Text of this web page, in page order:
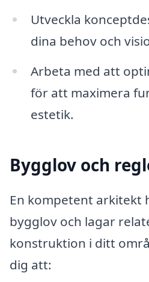
Utveckla
dina behov och
Arbeta med att
för att maximera
estetik.
Bygglov och
En kompetent arkitekt
bygglov och lagar
konstruktion i ditt
dig att: